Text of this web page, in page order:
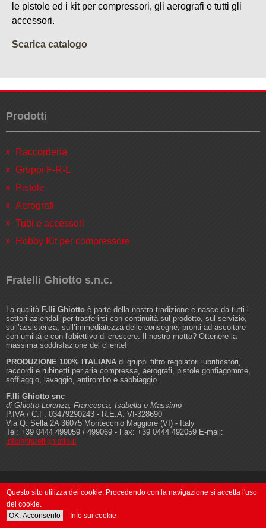
le pistole ed i kit per compressori, gli aerografi e tutti gli
accessori.
Scarica catalogo
Prodotti
Raccorderia
Gruppi F-R-L
Pistole
Aerografi
Tubi e accessori
Hobby Kit per compressore
Fratelli Ghiotto s.n.c.
La qualità F.lli Ghiotto è parte della nostra tradizione e nasce da tutti i
settori aziendali per trasferirsi con continuità sul prodotto, sul servizio,
sull’assistenza, sull’immediatezza delle consegne, pronti ad ascoltare
con umiltà e con l'obiettivo di crescere. Il nostro motto? Ottenere la
massima soddisfazione del cliente!
PRODUZIONE 100% ITALIANA di gruppi filtro regolatori lubrificatori,
raccordi e rubinetti per aria compressa, aerografi, pistole gonfiagomme,
soffiaggio, lavaggio, antirombo e sabbiaggio.
F.lli Ghiotto snc
di Ghiotto Lorenza, Francesca, Isabella e Massimo
P.IVA / C.F: 03479290243 - R.E.A. VI-328690
Via Q. Sella 2A 36075 Montecchio Maggiore (VI) - Italy
Tel: +39 0444 499059 / 499069 - Fax: +39 0444 492059 E-mail:
info@fratellighiotto.it
Website byRealizzazione Siti Vicenza| Powered by
Questo sito utilizza dei cookie. Procedendo con la navigazione si accetta l'uso
dei cookie.
OK, Acconsento
Info sui cookie